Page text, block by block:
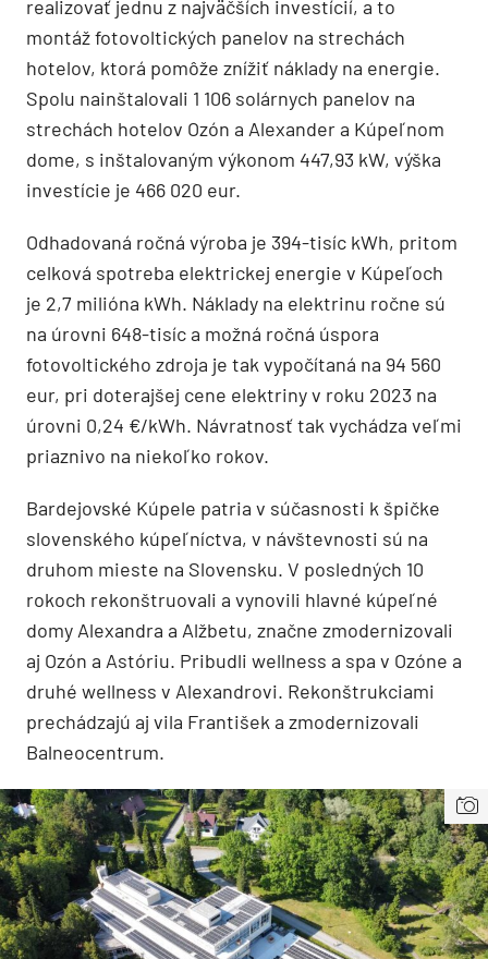
realizovať jednu z najväčších investícií, a to
montáž fotovoltických panelov na strechách
hotelov, ktorá pomôže znížiť náklady na energie.
Spolu nainštalovali 1 106 solárnych panelov na
strechách hotelov Ozón a Alexander a Kúpeľnom
dome, s inštalovaným výkonom 447,93 kW, výška
investície je 466 020 eur.
Odhadovaná ročná výroba je 394-tisíc kWh, pritom
celková spotreba elektrickej energie v Kúpeľoch
je 2,7 milióna kWh. Náklady na elektrinu ročne sú
na úrovni 648-tisíc a možná ročná úspora
fotovoltického zdroja je tak vypočítaná na 94 560
eur, pri doterajšej cene elektriny v roku 2023 na
úrovni 0,24 €/kWh. Návratnosť tak vychádza veľmi
priaznivo na niekoľko rokov.
Bardejovské Kúpele patria v súčasnosti k špičke
slovenského kúpeľníctva, v návštevnosti sú na
druhom mieste na Slovensku. V posledných 10
rokoch rekonštruovali a vynovili hlavné kúpeľné
domy Alexandra a Alžbetu, značne zmodernizovali
aj Ozón a Astóriu. Pribudli wellness a spa v Ozóne a
druhé wellness v Alexandrovi. Rekonštrukciami
prechádzajú aj vila František a zmodernizovali
Balneocentrum.